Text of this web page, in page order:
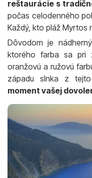
reštaurácie s
počas celodenného
Každý, kto pláž Myrtos
Dôvodom je
ktorého farba sa pri
oranžovú a ružovú
západu slnka z
moment vašej